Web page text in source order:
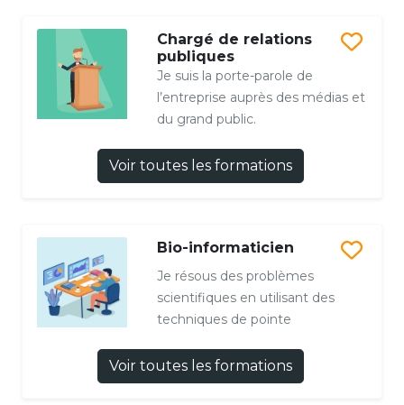
Chargé de relations
publiques
Je suis la porte-parole de
l’entreprise auprès des médias et
du grand public.
Voir toutes les formations
Bio-informaticien
Je résous des problèmes
scientifiques en utilisant des
techniques de pointe
Voir toutes les formations